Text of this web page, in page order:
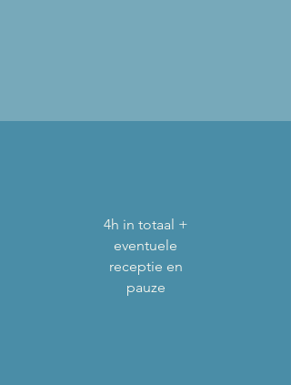
4h in totaal +
eventuele
receptie en
pauze